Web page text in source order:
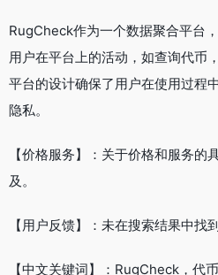
RugCheck作为一个数据聚合平台
用户在平台上的活动，如查询代币
平台的设计确保了用户在使用过程
隐私。
【价格服务】：关于价格和服务的
及。
【用户反馈】：未在搜索结果中找
【中文关键词】：RugCheck，代